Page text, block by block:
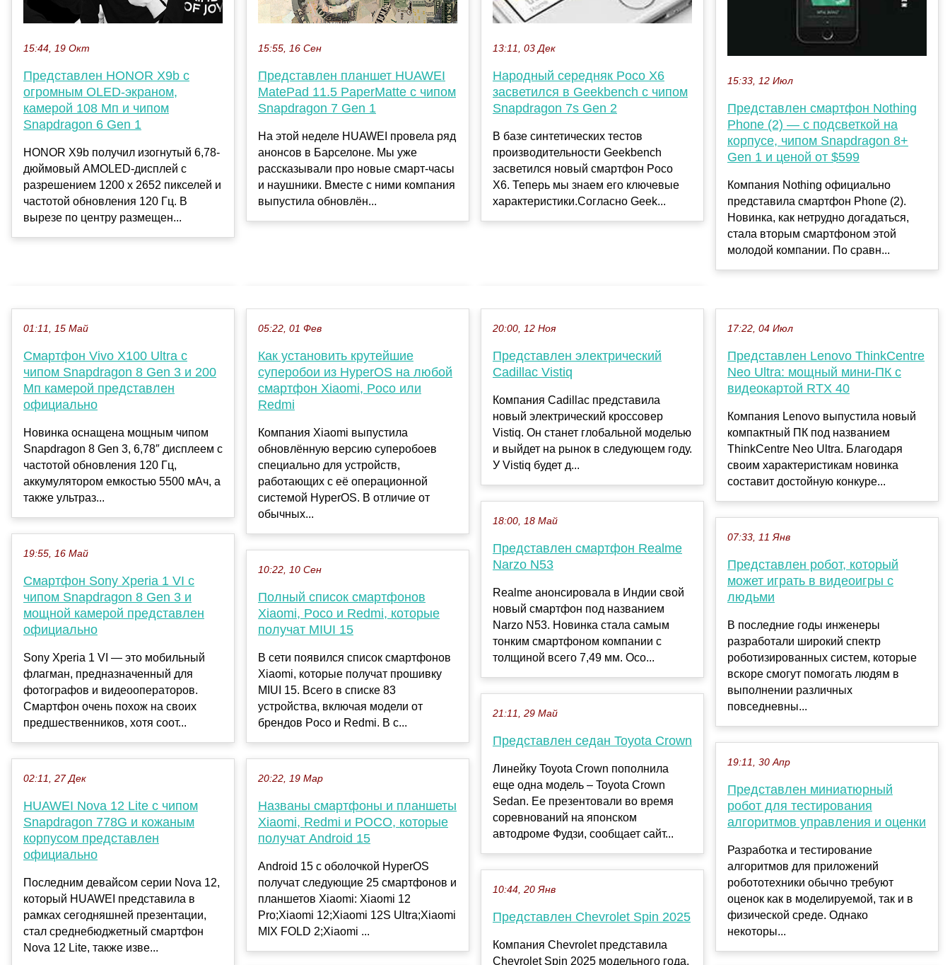
15:44, 19 Окт
Представлен HONOR X9b с
огромным OLED-экраном,
камерой 108 Мп и чипом
Snapdragon 6 Gen 1
HONOR X9b получил изогнутый 6,78-
дюймовый AMOLED-дисплей с
разрешением 1200 x 2652 пикселей и
частотой обновления 120 Гц. В
вырезе по центру размещен...
15:55, 16 Сен
Представлен планшет HUAWEI
MatePad 11.5 PaperMatte с чипом
Snapdragon 7 Gen 1
На этой неделе HUAWEI провела ряд
анонсов в Барселоне. Мы уже
рассказывали про новые смарт-часы
и наушники. Вместе с ними компания
выпустила обновлён...
13:11, 03 Дек
Народный середняк Poco X6
засветился в Geekbench с чипом
Snapdragon 7s Gen 2
В базе синтетических тестов
производительности Geekbench
засветился новый смартфон Poco
X6. Теперь мы знаем его ключевые
характеристики.Согласно Geek...
15:33, 12 Июл
Представлен смартфон Nothing
Phone (2) — с подсветкой на
корпусе, чипом Snapdragon 8+
Gen 1 и ценой от $599
Компания Nothing официально
представила смартфон Phone (2).
Новинка, как нетрудно догадаться,
стала вторым смартфоном этой
молодой компании. По сравн...
01:11, 15 Май
Смартфон Vivo X100 Ultra с
чипом Snapdragon 8 Gen 3 и 200
Мп камерой представлен
официально
Новинка оснащена мощным чипом
Snapdragon 8 Gen 3, 6,78″ дисплеем с
частотой обновления 120 Гц,
аккумулятором емкостью 5500 мАч, а
также ультраз...
19:55, 16 Май
Смартфон Sony Xperia 1 VI с
чипом Snapdragon 8 Gen 3 и
мощной камерой представлен
официально
Sony Xperia 1 VI — это мобильный
флагман, предназначенный для
фотографов и видеооператоров.
Смартфон очень похож на своих
предшественников, хотя соот...
02:11, 27 Дек
HUAWEI Nova 12 Lite с чипом
Snapdragon 778G и кожаным
корпусом представлен
официально
Последним девайсом серии Nova 12,
который HUAWEI представила в
рамках сегодняшней презентации,
стал среднебюджетный смартфон
Nova 12 Lite, также изве...
05:22, 01 Фев
Как установить крутейшие
суперобои из HyperOS на любой
смартфон Xiaomi, Poco или
Redmi
Компания Xiaomi выпустила
обновлённую версию суперобоев
специально для устройств,
работающих с её операционной
системой HyperOS. В отличие от
обычных...
10:22, 10 Сен
Полный список смартфонов
Xiaomi, Poco и Redmi, которые
получат MIUI 15
В сети появился список смартфонов
Xiaomi, которые получат прошивку
MIUI 15. Всего в списке 83
устройства, включая модели от
брендов Poco и Redmi. В с...
20:22, 19 Мар
Названы смартфоны и планшеты
Xiaomi, Redmi и POCO, которые
получат Android 15
Android 15 с оболочкой HyperOS
получат следующие 25 смартфонов и
планшетов Xiaomi: Xiaomi 12
Pro;Xiaomi 12;Xiaomi 12S Ultra;Xiaomi
MIX FOLD 2;Xiaomi ...
20:00, 12 Ноя
Представлен электрический
Cadillac Vistiq
Компания Cadillac представила
новый электрический кроссовер
Vistiq. Он станет глобальной моделью
и выйдет на рынок в следующем году.
У Vistiq будет д...
18:00, 18 Май
Представлен смартфон Realme
Narzo N53
Realme анонсировала в Индии свой
новый смартфон под названием
Narzo N53. Новинка стала самым
тонким смартфоном компании с
толщиной всего 7,49 мм. Осо...
21:11, 29 Май
Представлен седан Toyota Crown
Линейку Toyota Crown пополнила
еще одна модель – Toyota Crown
Sedan. Ее презентовали во время
соревнований на японском
автодроме Фудзи, сообщает сайт...
10:44, 20 Янв
Представлен Chevrolet Spin 2025
Компания Chevrolet представила
Chevrolet Spin 2025 модельного года,
17:22, 04 Июл
Представлен Lenovo ThinkCentre
Neo Ultra: мощный мини-ПК с
видеокартой RTX 40
Компания Lenovo выпустила новый
компактный ПК под названием
ThinkCentre Neo Ultra. Благодаря
своим характеристикам новинка
составит достойную конкуре...
07:33, 11 Янв
Представлен робот, который
может играть в видеоигры с
людьми
В последние годы инженеры
разработали широкий спектр
роботизированных систем, которые
вскоре смогут помогать людям в
выполнении различных
повседневны...
19:11, 30 Апр
Представлен миниатюрный
робот для тестирования
алгоритмов управления и оценки
Разработка и тестирование
алгоритмов для приложений
робототехники обычно требуют
оценок как в моделируемой, так и в
физической среде. Однако
некоторы...